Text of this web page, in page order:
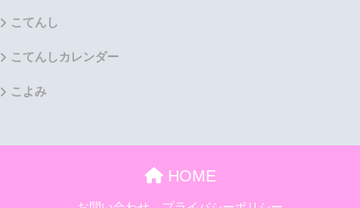
こてんし
こてんしカレンダー
こよみ
HOME